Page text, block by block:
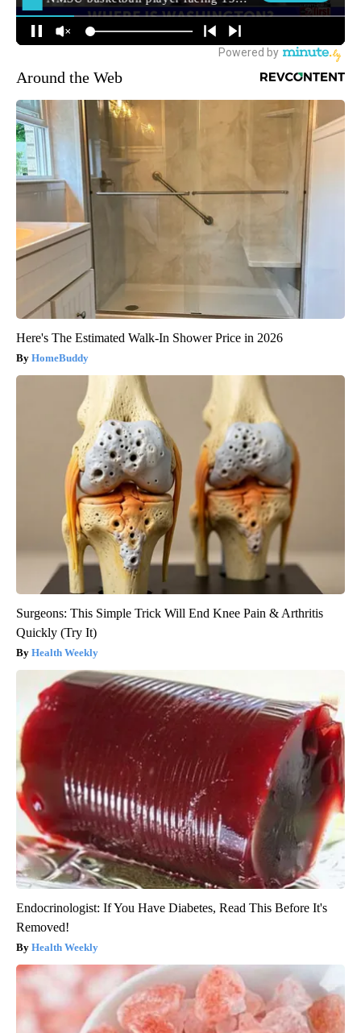
Around the Web
Here's The Estimated Walk-In Shower Price in 2026
HomeBuddy
Surgeons: This Simple Trick Will End Knee Pain & Arthritis
Quickly (Try It)
Health Weekly
Endocrinologist: If You Have Diabetes, Read This Before It's
Removed!
Health Weekly